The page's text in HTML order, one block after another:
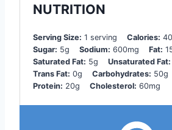
NUTRITION
Serving Size: 1 serving Calories:
Sugar: 5g Sodium: 600mg Fat:
Saturated Fat: 5g Unsaturated Fat:
Trans Fat: 0g Carbohydrates: 50g
Protein: 20g Cholesterol: 60mg